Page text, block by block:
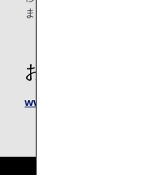
ます。
お問い合わせ